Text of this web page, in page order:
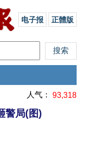
电子报 正體版
人气： 93,318
警局(图)